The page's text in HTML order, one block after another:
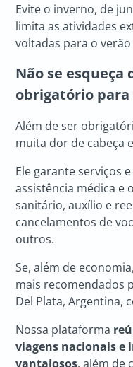
Evite o inverno, de
limita as atividades
voltadas para o
Não se esqueça
obrigatório
Além de ser
muita dor de cabeça
Ele garante serviços
assistência médica e
sanitário, auxílio e
cancelamentos de
outros.
Se, além de
mais recomendados
Del Plata, Argentina,
Nossa plataforma
viagens nacionais e
vantajosos, além de